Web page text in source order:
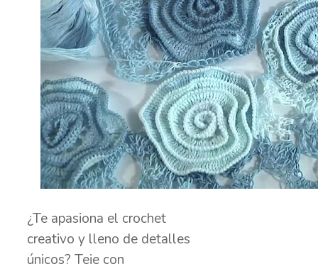
¿Te apasiona el crochet
creativo y lleno de detalles
únicos? Teje con